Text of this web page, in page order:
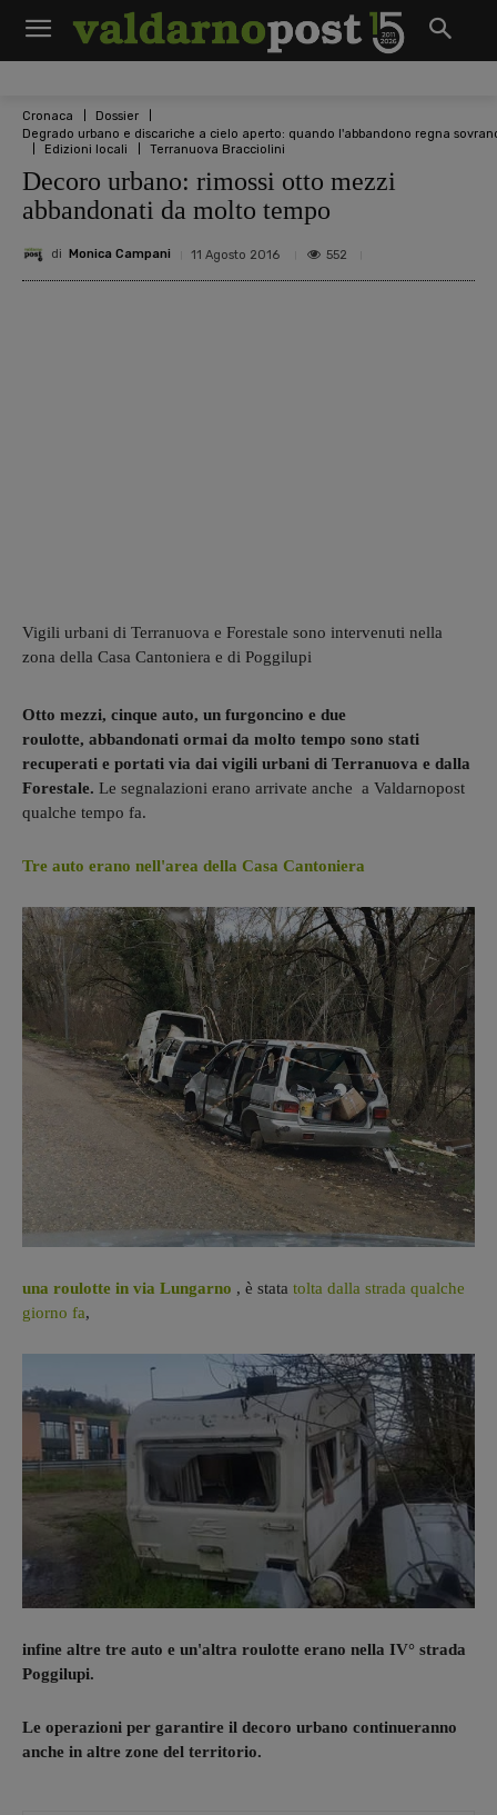
Cronaca
Dossier
Degrado urbano e discariche a cielo aperto: quando l'abbandono regna
Edizioni locali
Terranuova Bracciolini
Decoro urbano: rimossi otto mezzi
abbandonati da molto tempo
di Monica Campani 11 Agosto 2016 552
Vigili urbani di Terranuova e Forestale sono intervenuti nella
zona della Casa Cantoniera e di Poggilupi
Otto mezzi, cinque auto, un furgoncino e due
roulotte, abbandonati ormai da molto tempo sono stati
recuperati e portati via dai vigili urbani di Terranuova e dalla
Forestale. Le segnalazioni erano arrivate anche a Valdarnopost
qualche tempo fa.
Tre auto erano nell'area della Casa Cantoniera
una roulotte in via Lungarno , è stata tolta dalla strada qualche
giorno fa,
infine altre tre auto e un'altra roulotte erano nella IV° strada
Poggilupi.
Le operazioni per garantire il decoro urbano continueranno
anche in altre zone del territorio.